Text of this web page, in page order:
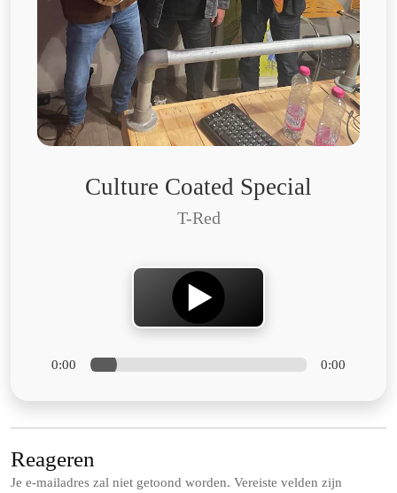
Culture Coated Special
T-Red
0:00 0:00
Reageren
Je e-mailadres zal niet getoond worden. Vereiste velden zijn